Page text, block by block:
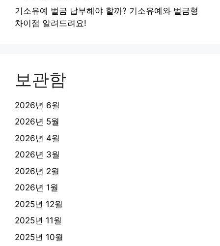
기소유예 벌금 납부해야 할까? 기소유예와 벌금형
차이점 알려드려요!
보관함
2026년 6월
2026년 5월
2026년 4월
2026년 3월
2026년 2월
2026년 1월
2025년 12월
2025년 11월
2025년 10월